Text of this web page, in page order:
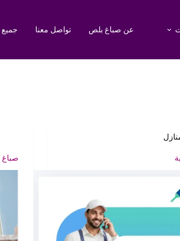
عن صباغ بلص تواصل معنا جميع
صباغ